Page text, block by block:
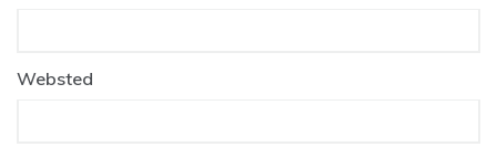
Websted